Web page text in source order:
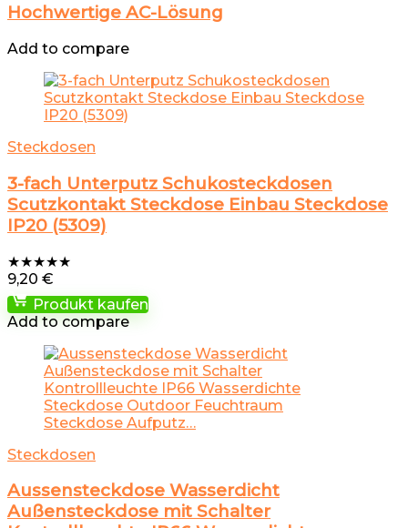
Hochwertige AC-Lösung
Add to compare
Steckdosen
3-fach Unterputz Schukosteckdosen
Scutzkontakt Steckdose Einbau Steckdose
IP20 (5309)
★★★★★
9,20 €
Produkt kaufen
Add to compare
Steckdosen
Aussensteckdose Wasserdicht
Außensteckdose mit Schalter